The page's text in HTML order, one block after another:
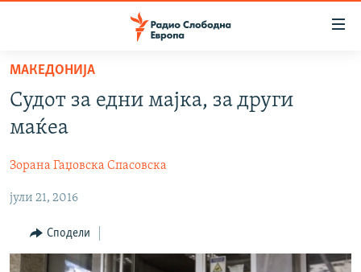
Оди
содржината
Оди
главната
Премини
СВЕТ
ВЕСТИ
ШТО ТРЕБА ДА ЗНАЕТЕ
ПРИЈАВИ СЕ ЗА ЊУЗЛЕТЕР
ПОДКАСТ ЗОШТО?
МАКЕДОНИЈА
Судот за едни мајка, за други
маќеа
Зорана Гаџовска Спасовска
јули 21, 2016
Сподели